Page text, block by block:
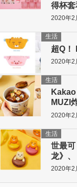
得杯套
2020年2
超Q！
生活
2020年2
MUZI
生活
2020年2
世最
龙》、
生活
2020年2